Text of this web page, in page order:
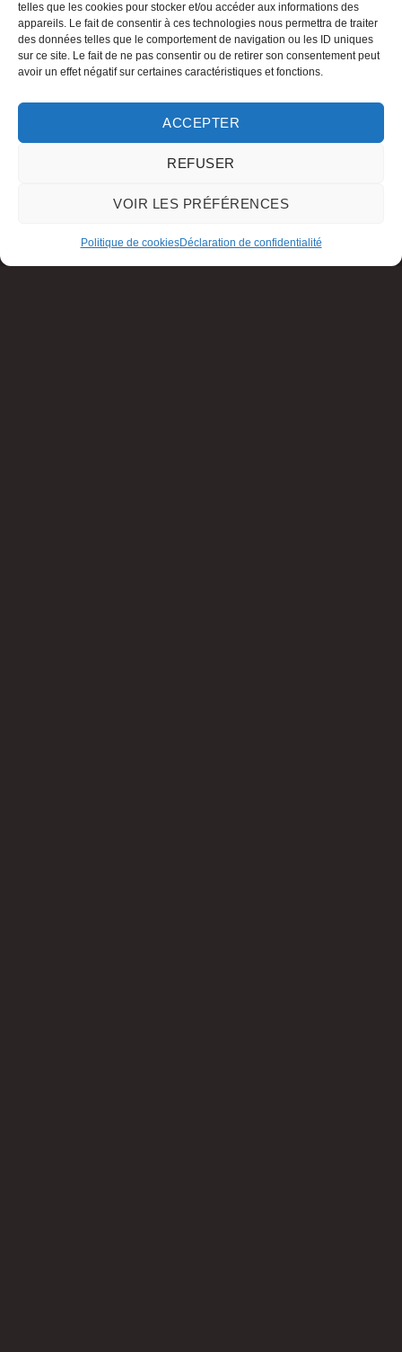
telles que les cookies pour stocker et/ou accéder aux informations des
appareils. Le fait de consentir à ces technologies nous permettra de traiter
des données telles que le comportement de navigation ou les ID uniques
sur ce site. Le fait de ne pas consentir ou de retirer son consentement peut
avoir un effet négatif sur certaines caractéristiques et fonctions.
ACCEPTER
REFUSER
VOIR LES PRÉFÉRENCES
Politique de cookiesDéclaration de confidentialité